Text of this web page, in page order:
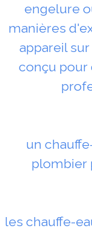
engelure
manières
appareil
conçu pour
un
plombier
les chauffe-